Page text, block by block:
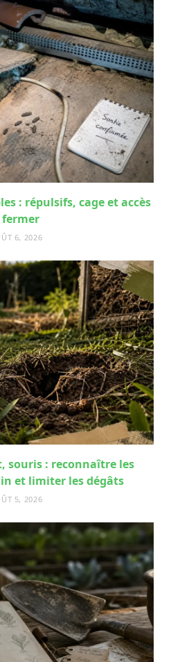
: répulsifs, cage et accès
fermer
6, 2026
souris : reconnaître les
et limiter les dégâts
5, 2026